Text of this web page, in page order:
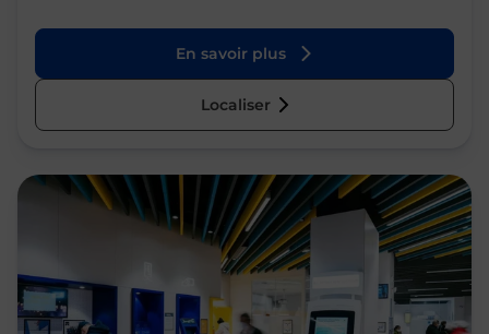
En savoir plus
Localiser